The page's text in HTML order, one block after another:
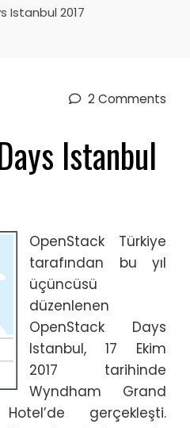
Istanbul 2017
2 Comments
Istanbul
OpenStack Türkiye
tarafından bu yıl
üçüncüsü
düzenlenen
OpenStack Days
Istanbul, 17 Ekim
2017 tarihinde
Wyndham Grand
gerçekleşti.